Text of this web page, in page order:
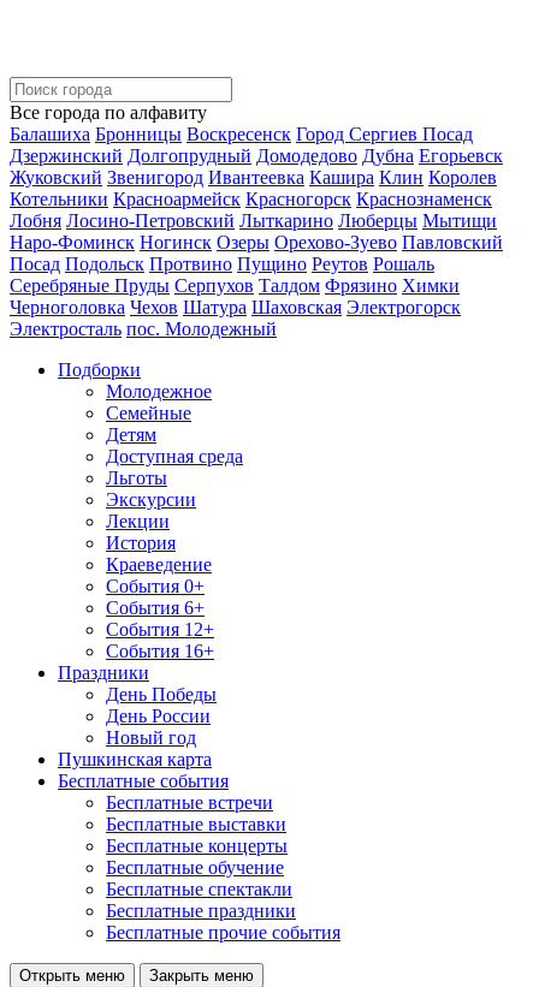
Все города по алфавиту
Балашиха Бронницы Воскресенск Город Сергиев Посад
Дзержинский Долгопрудный Домодедово Дубна Егорьевск
Жуковский Звенигород Ивантеевка Кашира Клин Королев
Котельники Красноармейск Красногорск Краснознаменск
Лобня Лосино-Петровский Лыткарино Люберцы Мытищи
Наро-Фоминск Ногинск Озеры Орехово-Зуево Павловский
Посад Подольск Протвино Пущино Реутов Рошаль
Серебряные Пруды Серпухов Талдом Фрязино Химки
Черноголовка Чехов Шатура Шаховская Электрогорск
Электросталь пос. Молодежный
Подборки
Молодежное
Семейные
Детям
Доступная среда
Льготы
Экскурсии
Лекции
История
Краеведение
События 0+
События 6+
События 12+
События 16+
Праздники
День Победы
День России
Новый год
Пушкинская карта
Бесплатные события
Бесплатные встречи
Бесплатные выставки
Бесплатные концерты
Бесплатные обучение
Бесплатные спектакли
Бесплатные праздники
Бесплатные прочие события
Открыть меню Закрыть меню